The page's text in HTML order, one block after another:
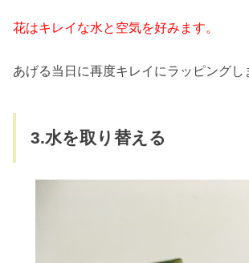
花はキレイな水と空気を好みます。
あげる当日に再度キレイにラッピングし
3.水を取り替える